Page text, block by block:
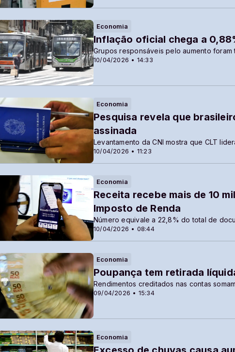
Economia
10/04/2026 • 14:33
Inflação oficial chega a
Grupos responsáveis pelo aumento foram
Economia
10/04/2026 • 11:23
Pesquisa revela que
assinada
Levantamento da CNI mostra que CLT
Economia
10/04/2026 • 08:44
Receita recebe mais de 10
Imposto de Renda
Número equivale a 22,8% do total de
Economia
09/04/2026 • 15:34
Poupança tem retirada
Rendimentos creditados nas contas
Economia